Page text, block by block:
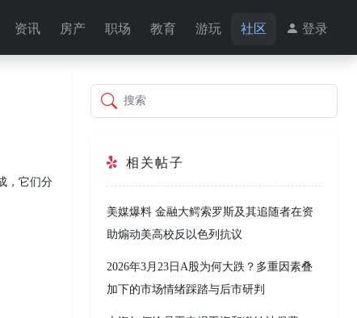
资讯 房产 职场 教育 游玩 社区 登录
，它们分
搜索
相关帖子
美媒爆料 金融大鳄索罗斯及其追随者在资
助煽动美高校反以色列抗议
2026年3月23日A股为何大跌？多重因素叠
加下的市场情绪踩踏与后市研判